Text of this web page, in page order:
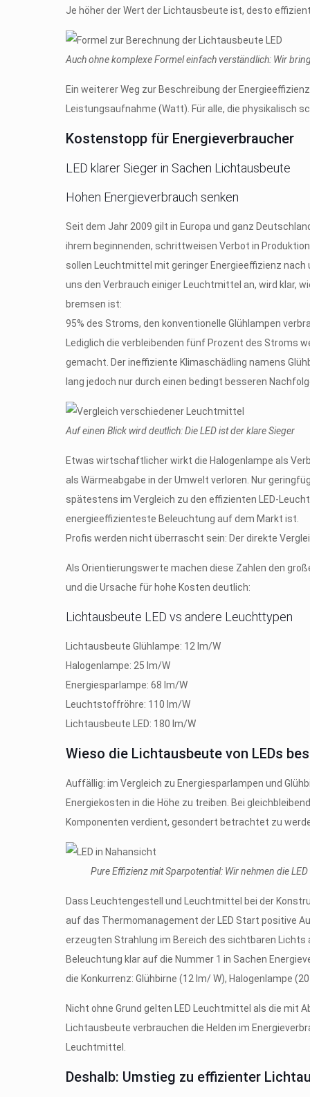
Je höher der Wert der Lichtausbeute ist, desto
Auch ohne komplexe Formel einfach verständlich: Wir
Ein weiterer Weg zur Beschreibung der
Leistungsaufnahme (Watt). Für alle, die physikalisch
Kostenstopp für Energieverbraucher
LED klarer Sieger in Sachen Lichtausbeute
Hohen Energieverbrauch senken
Seit dem Jahr 2009 gilt in Europa und ganz
ihrem beginnenden, schrittweisen Verbot in
sollen Leuchtmittel mit geringer Energieeffizienz
uns den Verbrauch einiger Leuchtmittel an, wird klar,
bremsen ist:
95% des Stroms, den konventionelle Glühlampen
Lediglich die verbleibenden fünf Prozent des Stroms
gemacht. Der ineffiziente Klimaschädling namens
lang jedoch nur durch einen bedingt besseren
Auf einen Blick wird deutlich: Die LED ist der klare Sieger
Etwas wirtschaftlicher wirkt die Halogenlampe als
als Wärmeabgabe in der Umwelt verloren. Nur
spätestens im Vergleich zu den effizienten LED-
energieeffizienteste Beleuchtung auf dem Markt ist.
Profis werden nicht überrascht sein: Der direkte
Als Orientierungswerte machen diese Zahlen den
und die Ursache für hohe Kosten deutlich:
Lichtausbeute LED vs andere Leuchttypen
Lichtausbeute Glühlampe: 12 lm/W
Halogenlampe: 25 lm/W
Energiesparlampe: 68 lm/W
Leuchtstoffröhre: 110 lm/W
Lichtausbeute LED: 180 lm/W
Wieso die Lichtausbeute von LEDs
Auffällig: im Vergleich zu Energiesparlampen und
Energiekosten in die Höhe zu treiben. Bei
Komponenten verdient, gesondert betrachtet zu
Pure Effizienz mit Sparpotential: Wir nehmen die LED
Dass Leuchtengestell und Leuchtmittel bei der
auf das Thermomanagement der LED Start positive
erzeugten Strahlung im Bereich des sichtbaren Lichts
Beleuchtung klar auf die Nummer 1 in Sachen
die Konkurrenz: Glühbirne (12 lm/ W), Halogenlampe
Nicht ohne Grund gelten LED Leuchtmittel als die mit
Lichtausbeute verbrauchen die Helden im
Leuchtmittel.
Deshalb: Umstieg zu effizienter